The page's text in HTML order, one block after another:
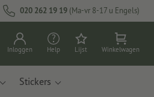
020 262 19 19 (Ma-vr 8-17 u Engels)
Inloggen Help Lijst Winkelwagen
Stickers